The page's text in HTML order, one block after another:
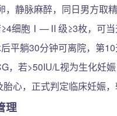
，静脉麻醉，同日男方取
细胞Ⅰ—Ⅱ级≥3枚，可当
平躺30分钟可离院，第
，若>50IU/L视为生化妊
心，正式判定临床妊娠
理